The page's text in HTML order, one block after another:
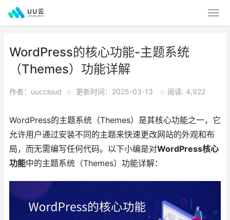
WordPress的核心功能-主题系统
（Themes）功能详解
作者：uuccloud o 更新时间：2025-03-13 o 阅读: 4,922
WordPress的主题系统（Themes）是其核心功能之一，它
允许用户通过安装不同的主题来快速更改网站的外观和布
局，而无需编写任何代码。以下小编是对WordPress核心
功能中的主题系统（Themes）功能详解：